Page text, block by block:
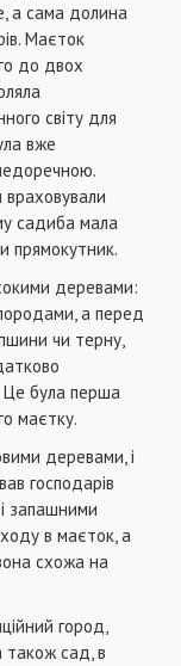
а сама долина
Маєток
до двох
світу для
вже
садиба мала
прямокутник.
деревами:
а перед
чи терну,
Це була перша
маєтку.
деревами, і
господарів
запашними
в маєток, а
схожа на
город,
також сад, в